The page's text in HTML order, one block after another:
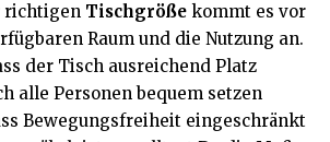
richtigen Tischgröße kommt es vor
Raum und die Nutzung an.
der Tisch ausreichend Platz
alle Personen bequem setzen
Bewegungsfreiheit eingeschränkt